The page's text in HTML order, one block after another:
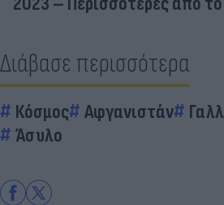
Διάβασε περισσότερα
Κόσμος Αφγανιστάν
Άσυλο